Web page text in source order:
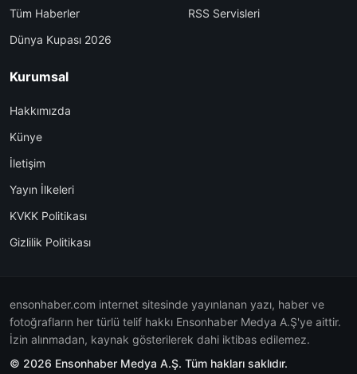
Tüm Haberler
Dünya Kupası 2026
RSS Servisleri
Kurumsal
Hakkımızda
Künye
İletişim
Yayın İlkeleri
KVKK Politikası
Gizlilik Politikası
ensonhaber.com internet sitesinde yayınlanan yazı, haber ve
fotoğrafların her türlü telif hakkı Ensonhaber Medya A.Ş'ye aittir.
İzin alınmadan, kaynak gösterilerek dahi iktibas edilemez.
© 2026 Ensonhaber Medya A.Ş. Tüm hakları saklıdır.